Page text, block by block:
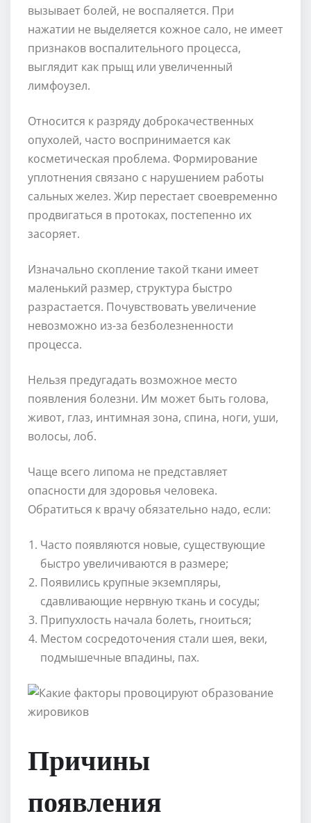
вызывает болей, не воспаляется. При
нажатии не выделяется кожное сало, не имеет
признаков воспалительного процесса,
выглядит как прыщ или увеличенный
лимфоузел.
Относится к разряду доброкачественных
опухолей, часто воспринимается как
косметическая проблема. Формирование
уплотнения связано с нарушением работы
сальных желез. Жир перестает своевременно
продвигаться в протоках, постепенно их
засоряет.
Изначально скопление такой ткани имеет
маленький размер, структура быстро
разрастается. Почувствовать увеличение
невозможно из-за безболезненности
процесса.
Нельзя предугадать возможное место
появления болезни. Им может быть голова,
живот, глаз, интимная зона, спина, ноги, уши,
волосы, лоб.
Чаще всего липома не представляет
опасности для здоровья человека.
Обратиться к врачу обязательно надо, если:
Часто появляются новые, существующие
быстро увеличиваются в размере;
Появились крупные экземпляры,
сдавливающие нервную ткань и сосуды;
Припухлость начала болеть, гноиться;
Местом сосредоточения стали шея, веки,
подмышечные впадины, пах.
Причины
появления